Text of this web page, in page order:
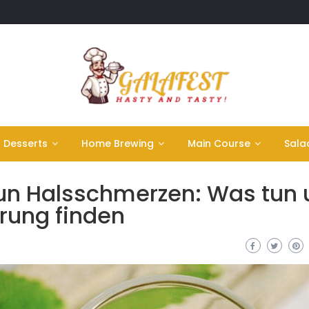
Desserts Home Brewing Main Course
Halsschmerzen: Was tun
finden